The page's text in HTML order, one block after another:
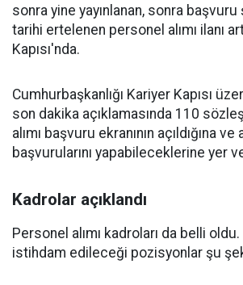
sonra yine yayınlanan, sonra
tarihi ertelenen personel alımı ilanı
Kapısı'nda.
Cumhurbaşkanlığı Kariyer Kapısı
son dakika açıklamasında 110
alımı başvuru ekranının açıldığına ve
başvurularını yapabileceklerine yer
Kadrolar açıklandı
Personel alımı kadroları da belli oldu.
istihdam edileceği pozisyonlar şu